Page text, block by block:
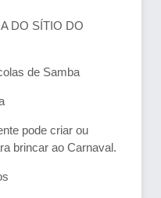
DO SÍTIO DO
de Samba
pode criar ou
brincar ao Carnaval.